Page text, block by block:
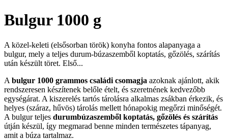
Bulgur 1000 g
A közel-keleti (elsősorban török) konyha fontos alapanyaga a
bulgur, mely a teljes durum-búzaszemből koptatás, gőzölés, szárítás
után készült töret. Első...
A bulgur 1000 grammos családi csomagja azoknak ajánlott, akik
rendszeresen készítenek belőle ételt, és szeretnének kedvezőbb
egységárat. A kiszerelés tartós tárolásra alkalmas zsákban érkezik, és
helyes (száraz, hűvös) tárolás mellett hónapokig megőrzi minőségét.
A bulgur teljes durumbúzaszemből koptatás, gőzölés és szárítás
útján készül, így megmarad benne minden természetes tápanyag,
amit a búza tartalmaz.